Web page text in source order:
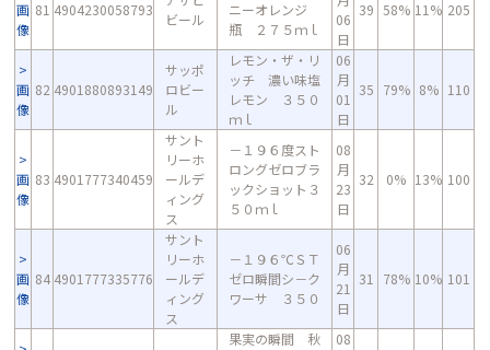
画
像
81 4904230058793
ビール
ニーオレンジ
瓶 ２７５ｍｌ
06
日
39 58% 11% 205
画
像
82 4901880893149
サッポ
ロビー
ル
レモン・ザ・リ
ッチ 濃い味塩
レモン ３５０
ｍｌ
06
月
01
日
35 79% 8% 110
画
像
83 4901777340459
サント
リーホ
ールデ
ィング
ス
－１９６度スト
ロングゼロブラ
ックショット３
５０ｍｌ
08
月
23
日
32 0% 13% 100
画
像
84 4901777335776
サント
リーホ
ールデ
ィング
ス
－１９６℃ＳＴ
ゼロ瞬間シ－ク
ワーサ ３５０
06
月
21
日
31 78% 10% 101
果実の瞬間 秋
08